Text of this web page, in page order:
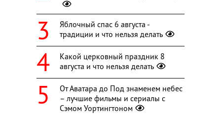
Яблочный спас 6 августа -
традиции и что нельзя делать
Какой церковный праздник 8
августа и что нельзя делать
От Аватара до Под знаменем небес
– лучшие фильмы и сериалы с
Сэмом Уортингтоном